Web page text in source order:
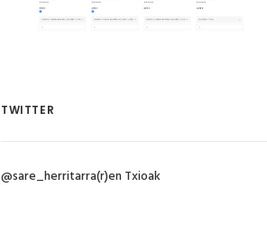
TWITTER
@sare_herritarra(r)en Txioak